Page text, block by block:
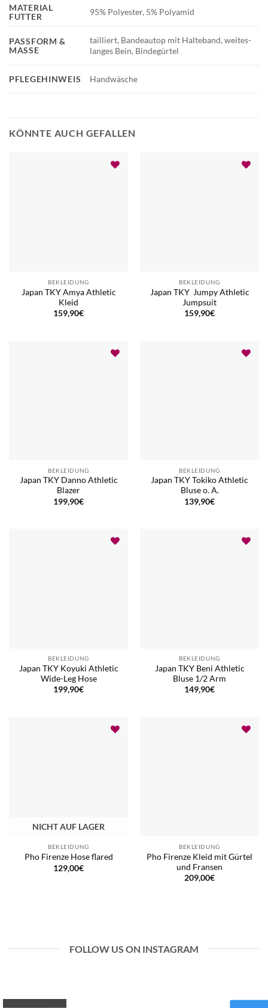
PFLEGEHINWEIS Handwäsche
MATERIAL
FUTTER
95% Polyester, 5% Polyamid
PASSFORM &
MASSE
tailliert, Bandeautop mit Halteband, weites-
langes Bein, Bindegürtel
KÖNNTE AUCH GEFALLEN
BEKLEIDUNG
Japan TKY Amya Athletic
Kleid
159,90€
BEKLEIDUNG
Japan TKY Jumpy Athletic
Jumpsuit
159,90€
BEKLEIDUNG
Japan TKY Danno Athletic
Blazer
199,90€
BEKLEIDUNG
Japan TKY Tokiko Athletic
Bluse o. A.
139,90€
BEKLEIDUNG
Japan TKY Koyuki Athletic
Wide-Leg Hose
199,90€
BEKLEIDUNG
Japan TKY Beni Athletic
Bluse 1/2 Arm
149,90€
NICHT AUF LAGER
BEKLEIDUNG
Pho Firenze Hose flared
129,00€
BEKLEIDUNG
Pho Firenze Kleid mit Gürtel
und Fransen
209,00€
FOLLOW US ON INSTAGRAM